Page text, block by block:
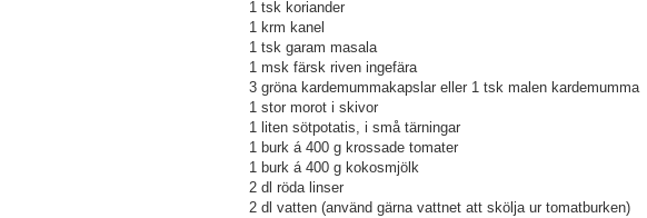
1 tsk koriander
1 krm kanel
1 tsk garam masala
1 msk färsk riven ingefära
3 gröna kardemummakapslar eller 1 tsk malen kardemumma
1 stor morot i skivor
1 liten sötpotatis, i små tärningar
1 burk á 400 g krossade tomater
1 burk á 400 g kokosmjölk
2 dl röda linser
2 dl vatten (använd gärna vattnet att skölja ur tomatburken)